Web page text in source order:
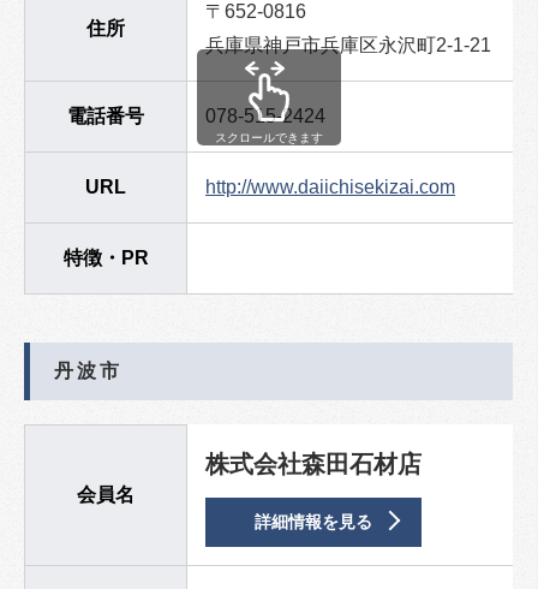
住所
〒652-0816
兵庫県神戸市兵庫区永沢町2-1-21
電話番号 078-515-2424
URL http://www.daiichisekizai.com
特徴・PR
スクロールできます
丹波市
会員名
株式会社森田石材店
詳細情報を見る